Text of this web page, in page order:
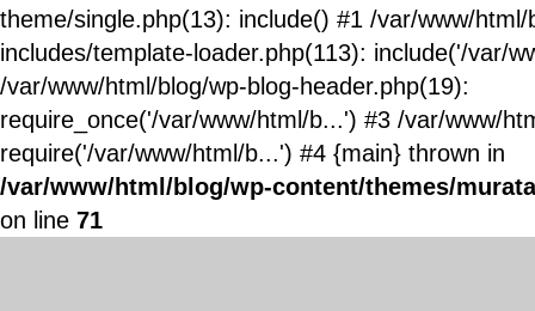
theme/single.php(13): include() #1 /var/www/html/
includes/template-loader.php(113): include('/var/
/var/www/html/blog/wp-blog-header.php(19):
require_once('/var/www/html/b...') #3 /var/www/
require('/var/www/html/b...') #4 {main} thrown in
/var/www/html/blog/wp-content/themes/
on line 71